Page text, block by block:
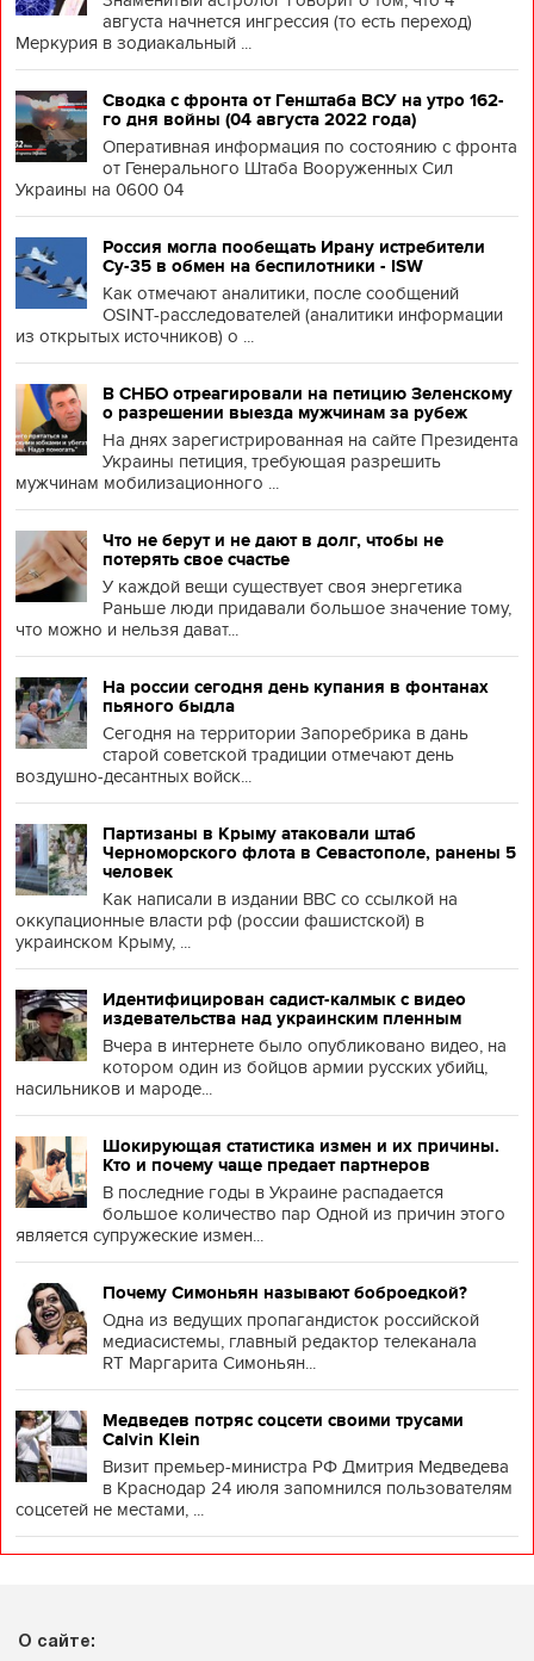
августа начнется ингрессия (то есть переход)
Меркурия в зодиакальный ...
Сводка с фронта от Генштаба ВСУ на утро 162-
го дня войны (04 августа 2022 года)
Оперативная информация по состоянию с фронта
от Генерального Штаба Вооруженных Сил
Украины на 0600 04
Россия могла пообещать Ирану истребители
Су-35 в обмен на беспилотники - ISW
Как отмечают аналитики, после сообщений
OSINT-расследователей (аналитики информации
из открытых источников) о ...
В СНБО отреагировали на петицию Зеленскому
о разрешении выезда мужчинам за рубеж
На днях зарегистрированная на сайте Президента
Украины петиция, требующая разрешить
мужчинам мобилизационного ...
Что не берут и не дают в долг, чтобы не
потерять свое счастье
У каждой вещи существует своя энергетика
Раньше люди придавали большое значение тому,
что можно и нельзя дават...
На россии сегодня день купания в фонтанах
пьяного быдла
Сегодня на территории Запоребрика в дань
старой советской традиции отмечают день
воздушно-десантных войск...
Партизаны в Крыму атаковали штаб
Черноморского флота в Севастополе, ранены 5
человек
Как написали в издании BBC со ссылкой на
оккупационные власти рф (россии фашистской) в
украинском Крыму, ...
Идентифицирован садист-калмык с видео
издевательства над украинским пленным
Вчера в интернете было опубликовано видео, на
котором один из бойцов армии русских убийц,
насильников и мароде...
Шокирующая статистика измен и их причины.
Кто и почему чаще предает партнеров
В последние годы в Украине распадается
большое количество пар Одной из причин этого
является супружеские измен...
Почему Симоньян называют боброедкой?
Одна из ведущих пропагандисток российской
медиасистемы, главный редактор телеканала
RT Маргарита Симоньян...
Медведев потряс соцсети своими трусами
Calvin Klein
Визит премьер-министра РФ Дмитрия Медведева
в Краснодар 24 июля запомнился пользователям
соцсетей не местами, ...
О сайте: